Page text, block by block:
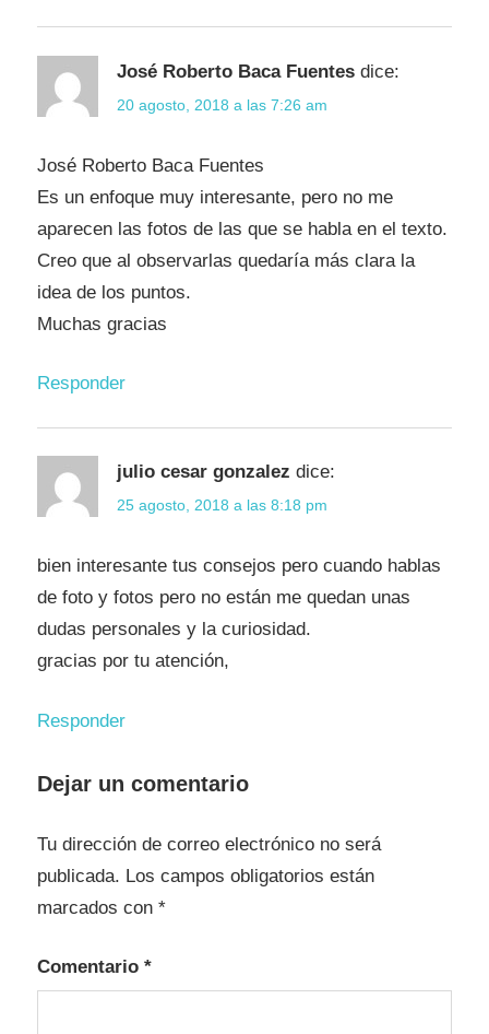
José Roberto Baca Fuentes dice:
20 agosto, 2018 a las 7:26 am
José Roberto Baca Fuentes
Es un enfoque muy interesante, pero no me
aparecen las fotos de las que se habla en el texto.
Creo que al observarlas quedaría más clara la
idea de los puntos.
Muchas gracias
Responder
julio cesar gonzalez dice:
25 agosto, 2018 a las 8:18 pm
bien interesante tus consejos pero cuando hablas
de foto y fotos pero no están me quedan unas
dudas personales y la curiosidad.
gracias por tu atención,
Responder
Dejar un comentario
Tu dirección de correo electrónico no será
publicada. Los campos obligatorios están
marcados con *
Comentario *